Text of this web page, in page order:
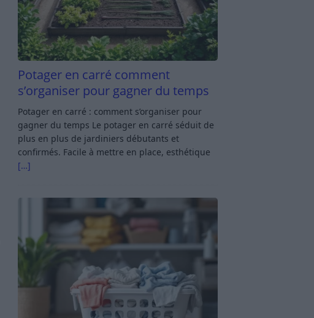
Potager en carré comment
s’organiser pour gagner du temps
Potager en carré : comment s’organiser pour
gagner du temps Le potager en carré séduit de
plus en plus de jardiniers débutants et
confirmés. Facile à mettre en place, esthétique
[…]